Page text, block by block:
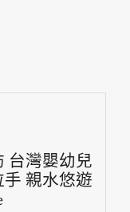
台灣嬰幼兒
手 親水悠遊